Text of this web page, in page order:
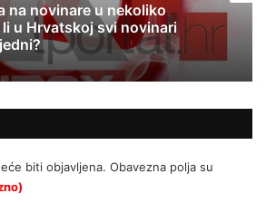
na novinare u nekoliko
u Hrvatskoj svi novinari
biti objavljena. Obavezna polja su